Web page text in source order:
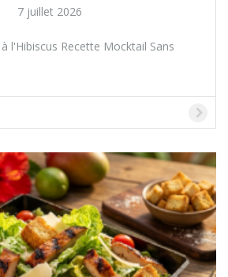
7 juillet 2026
l'Hibiscus Recette Mocktail Sans